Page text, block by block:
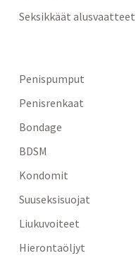
Seksikkäät alusvaatteet
Penispumput
Penisrenkaat
Bondage
BDSM
Kondomit
Suuseksisuojat
Liukuvoiteet
Hierontaöljyt